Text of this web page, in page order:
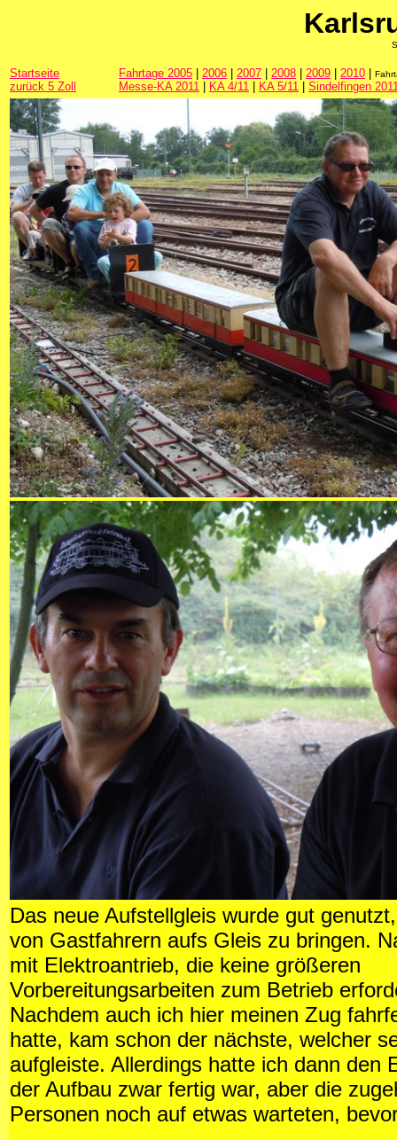
Startseite
zurück 5 Zoll
Fahrtage 2005 2006 2007 2008 2009 2010
Messe-KA 2011 KA 4/11 KA 5/11 Sindelfingen
Das neue Aufstellgleis wurde gut
von Gastfahrern aufs Gleis zu bringen.
mit Elektroantrieb, die keine größeren
Vorbereitungsarbeiten zum Betrieb
Nachdem auch ich hier meinen Zug
hatte, kam schon der nächste, welcher
aufgleiste. Allerdings hatte ich dann den
der Aufbau zwar fertig war, aber die
Personen noch auf etwas warteten,